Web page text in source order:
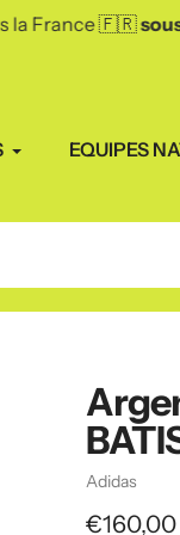
🇫🇷sous 48h 🚀
EQUIPES
Vendeuse
Adidas
Prix
€160,00